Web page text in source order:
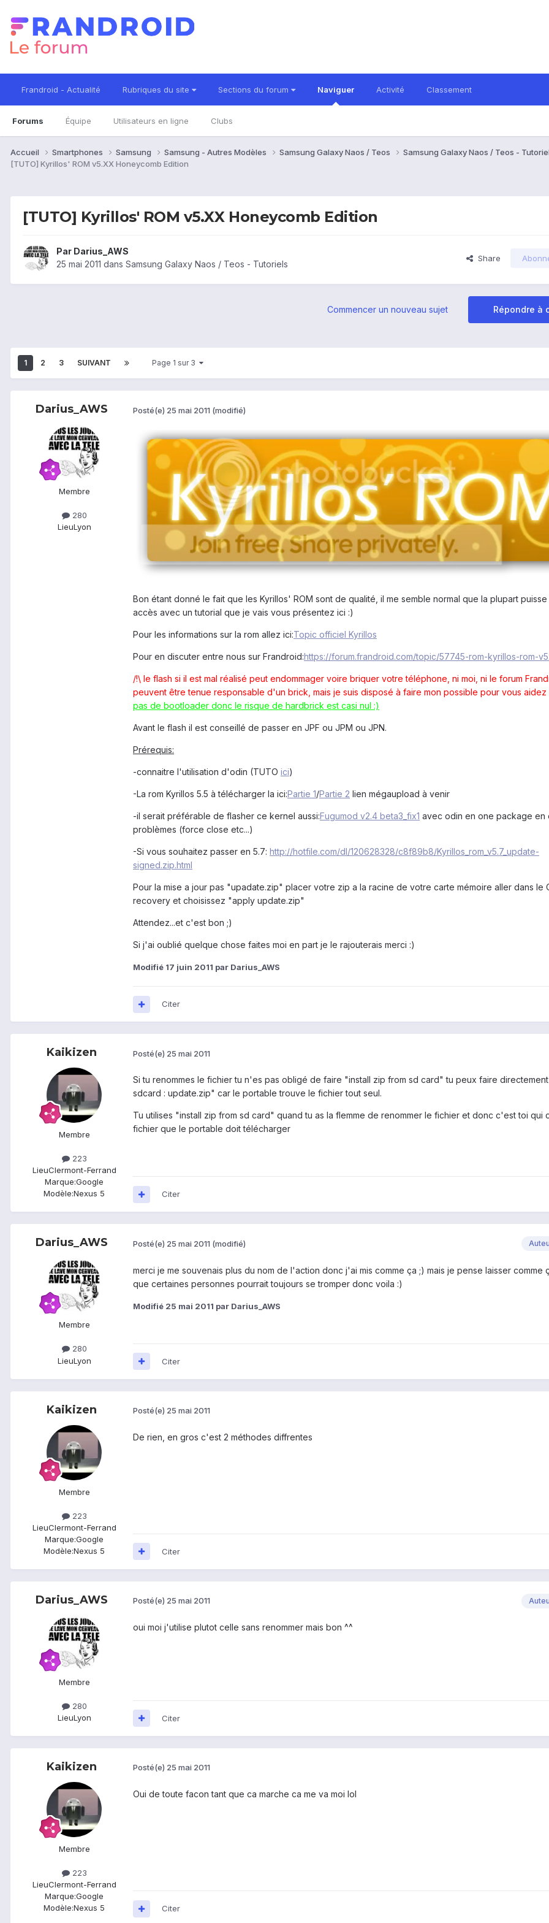
Frandroid - Actualité Rubriques du site Sections du forum Naviguer
Forums Équipe Utilisateurs en ligne Clubs
Activité Classement
Accueil Smartphones Samsung Samsung - Autres Modèles Samsung Galaxy Naos / Teos
Samsung Galaxy Naos / Teos -
[TUTO] Kyrillos' ROM v5.XX Honeycomb Edition
[TUTO] Kyrillos' ROM v5.XX Honeycomb Edition
Par Darius_AWS
25 mai 2011 dans Samsung Galaxy Naos / Teos - Tutoriels
Share
Répondre à
Commencer un nouveau sujet
1 2 3 SUIVANT Page 1 sur 3
Darius_AWS
Membre
280
LieuLyon
Posté(e) 25 mai 2011 (modifié)
Bon étant donné le fait que les Kyrillos' ROM sont de qualité, il me semble normal que la plupart
accès avec un tutorial que je vais vous présentez ici :)
Pour les informations sur la rom allez ici:Topic officiel Kyrillos
Pour en discuter entre nous sur Frandroid:https://forum.frandroid.com/topic/57745-rom-kyrillos-rom-
/!\ le flash si il est mal réalisé peut endommager voire briquer votre téléphone, ni moi, ni le forum
peuvent être tenue responsable d'un brick, mais je suis disposé à faire mon possible pour vous aidez
pas de bootloader donc le risque de hardbrick est casi nul :)
Avant le flash il est conseillé de passer en JPF ou JPM ou JPN.
Prérequis:
-connaitre l'utilisation d'odin (TUTO ici)
-La rom Kyrillos 5.5 à télécharger la ici:Partie 1/Partie 2 lien mégaupload à venir
-il serait préférable de flasher ce kernel aussi:Fugumod v2.4 beta3_fix1 avec odin en one package en
problèmes (force close etc...)
-Si vous souhaitez passer en 5.7: http://hotfile.com/dl/120628328/c8f89b8/Kyrillos_rom_v5.7_update-
signed.zip.html
Pour la mise a jour pas "upadate.zip" placer votre zip a la racine de votre carte mémoire aller dans le
recovery et choisissez "apply update.zip"
Attendez...et c'est bon ;)
Si j'ai oublié quelque chose faites moi en part je le rajouterais merci :)
Modifié 17 juin 2011 par Darius_AWS
Citer
Kaikizen
Membre
223
LieuClermont-Ferrand
Marque:Google
Modèle:Nexus 5
Posté(e) 25 mai 2011
Si tu renommes le fichier tu n'es pas obligé de faire "install zip from sd card" tu peux faire
sdcard : update.zip" car le portable trouve le fichier tout seul.
Tu utilises "install zip from sd card" quand tu as la flemme de renommer le fichier et donc c'est toi qui
fichier que le portable doit télécharger
Citer
Darius_AWS
Membre
280
LieuLyon
Posté(e) 25 mai 2011 (modifié)
merci je me souvenais plus du nom de l'action donc j'ai mis comme ça ;) mais je pense laisser comme
que certaines personnes pourrait toujours se tromper donc voila :)
Modifié 25 mai 2011 par Darius_AWS
Citer
Kaikizen
Membre
223
LieuClermont-Ferrand
Marque:Google
Modèle:Nexus 5
Posté(e) 25 mai 2011
De rien, en gros c'est 2 méthodes diffrentes
Citer
Darius_AWS
Membre
280
LieuLyon
Posté(e) 25 mai 2011
oui moi j'utilise plutot celle sans renommer mais bon ^^
Citer
Kaikizen
Membre
223
LieuClermont-Ferrand
Marque:Google
Modèle:Nexus 5
Posté(e) 25 mai 2011
Oui de toute facon tant que ca marche ca me va moi lol
Citer